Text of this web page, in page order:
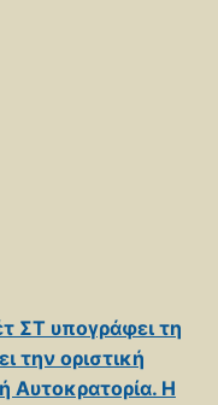
ΣΤ υπογράφει τη
την οριστική
Η